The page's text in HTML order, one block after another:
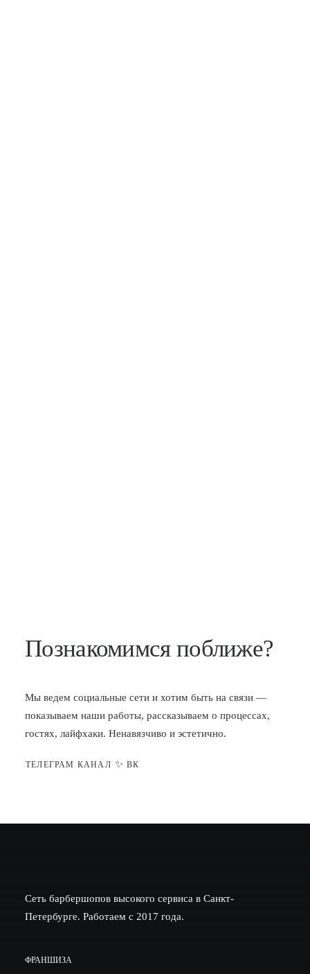
Познакомимся поближе?
Мы ведем социальные сети и хотим быть на связи —
показываем наши работы, рассказываем о процессах,
гостях, лайфхаки. Ненавязчиво и эстетично.
ТЕЛЕГРАМ КАНАЛ ✨ ВК
Сеть барбершопов высокого сервиса в Санкт-
Петербурге. Работаем с 2017 года.
ФРАНШИЗА